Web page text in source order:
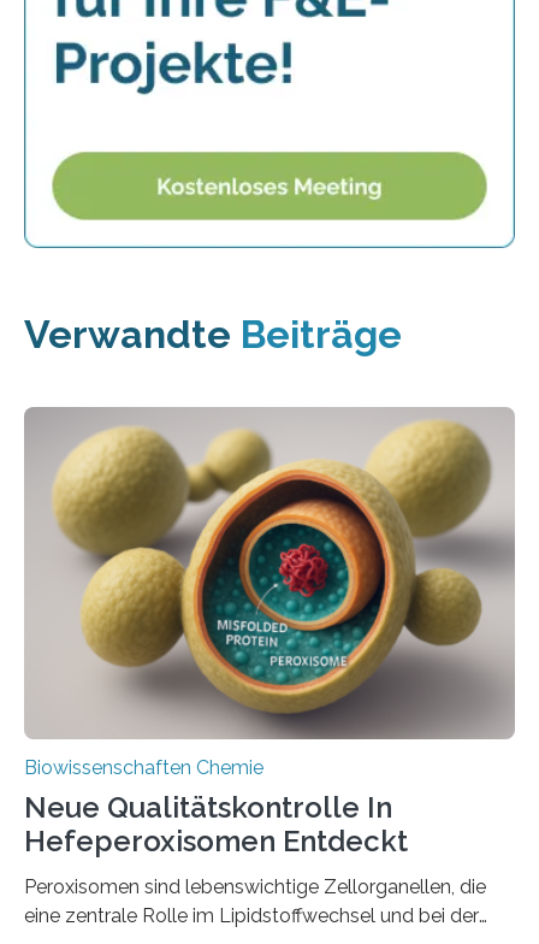
Verwandte Beiträge
Biowissenschaften Chemie
Neue Qualitätskontrolle In
Hefeperoxisomen Entdeckt
Peroxisomen sind lebenswichtige Zellorganellen, die
eine zentrale Rolle im Lipidstoffwechsel und bei der